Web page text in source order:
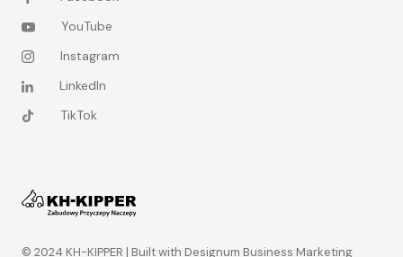
YouTube
Instagram
LinkedIn
TikTok
© 2024 KH-KIPPER | Built with Designum Business Marketing